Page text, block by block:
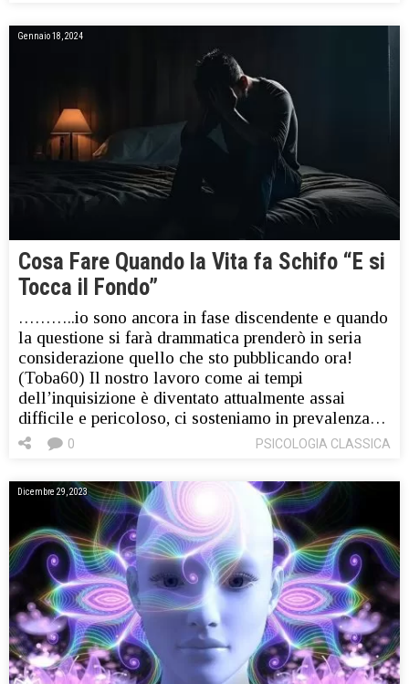
Gennaio 18, 2024
Cosa Fare Quando la Vita fa Schifo “E si
Tocca il Fondo”
………..io sono ancora in fase discendente e quando
la questione si farà drammatica prenderò in seria
considerazione quello che sto pubblicando ora!
(Toba60) Il nostro lavoro come ai tempi
dell’inquisizione è diventato attualmente assai
difficile e pericoloso, ci sosteniamo in prevalenza…
PSICOLOGIA CLASSICA
0
Dicembre 29, 2023